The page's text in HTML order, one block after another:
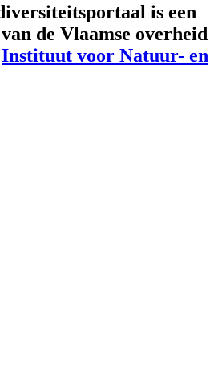
is een
de Vlaamse overheid
Instituut voor Natuur- en